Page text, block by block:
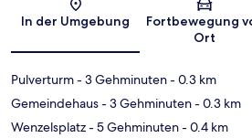
Karte
In der Umgebung
Fortbewegung
Ort
Pulverturm- 3 Gehminuten- 0.3 km
Gemeindehaus- 3 Gehminuten- 0.3 km
Wenzelsplatz- 5 Gehminuten- 0.4 km